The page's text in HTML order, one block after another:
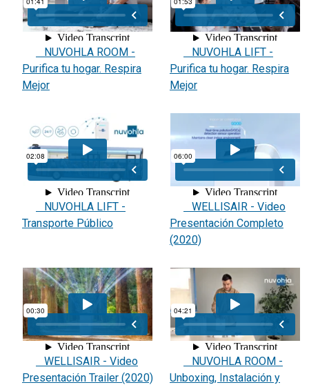
NUVOHLA ROOM -
Purifica tu hogar. Respira
Mejor
NUVOHLA LIFT -
Purifica tu hogar. Respira
Mejor
NUVOHLA LIFT -
Transporte Público
WELLISAIR - Video
Presentación Completo
(2020)
WELLISAIR - Video
Presentación Trailer (2020)
NUVOHLA ROOM -
Unboxing, Instalación y